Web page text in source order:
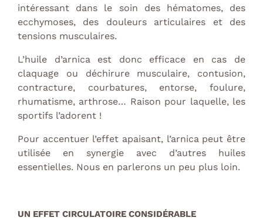
intéressant dans le soin des hématomes, des
ecchymoses, des douleurs articulaires et des
tensions musculaires.
L’huile d’arnica est donc efficace en cas de
claquage ou déchirure musculaire, contusion,
contracture, courbatures, entorse, foulure,
rhumatisme, arthrose… Raison pour laquelle, les
sportifs l’adorent !
Pour accentuer l’effet apaisant, l’arnica peut être
utilisée en synergie avec d’autres huiles
essentielles. Nous en parlerons un peu plus loin.
UN EFFET CIRCULATOIRE CONSIDÉRABLE